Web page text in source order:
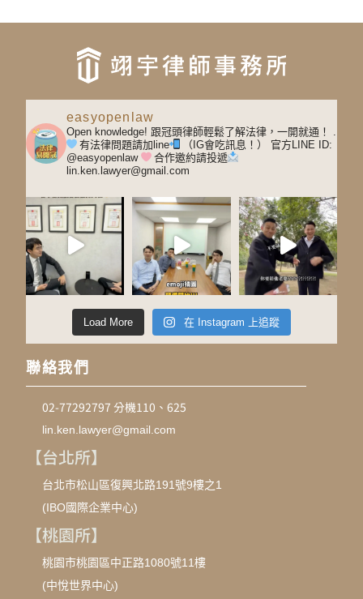
easyopenlaw
Open knowledge! 跟冠頭律師輕鬆了解法律，一開就通！
有法律問題請加line
（IG會吃訊息！）
官方LINE ID:
@easyopenlaw
合作邀約請投遞
lin.ken.lawyer@gmail.com
Load More 在 Instagram 上追蹤
聯絡我們
02-77292797 分機110、625
lin.ken.lawyer@gmail.com
【台北所】
台北市松山區復興北路191號9樓之1
(IBO國際企業中心)
【桃園所】
桃園市桃園區中正路1080號11樓
(中悅世界中心)